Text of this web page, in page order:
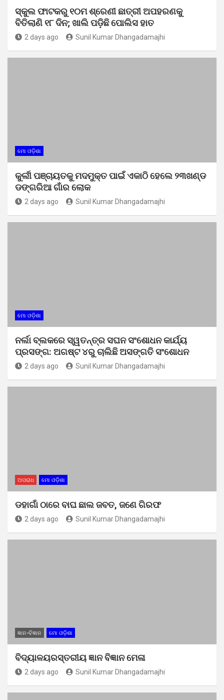
ସ୍କୁଲ ଫାଟକରୁ ୧୦ମ ଶ୍ରେଣୀ ଛାତ୍ରୀ ଅପହରଣକୁ
ବିତିଲାଣି ୧୮ ଦିନ; ଖାଲି ପଡ଼ିଛି ପୋଲିସ ହାତ
2 days ago Sunil Kumar Dhangadamajhi
ମୋ ଓଡ଼ିଶା
କୁର୍ଲୀ ପଞ୍ଚାୟତକୁ ମଦମୁକ୍ତ ପାଇଁ ଏକାଠି ହେଲେ ୨୩ଖଣ୍ଡ
ଡଙ୍ଗରିଆ ଗାଁର ଲୋକ
2 days ago Sunil Kumar Dhangadamajhi
ମୋ ଓଡ଼ିଶା
ନର୍ଲା ବ୍ଲକରେ ସ୍ୱତନ୍ତ୍ର ସଘନ ସଂଶୋଧନ କାର୍ଯ୍ୟ
ପ୍ରସଙ୍ଗ: ଅଗଷ୍ଟ ୪ରୁ ଚାଲିଛି ଅସଙ୍ଗତି ସଂଶୋଧନ
2 days ago Sunil Kumar Dhangadamajhi
ଅପରାଧ ମୋ ଓଡ଼ିଶା
ଡହାଗାଁ ଠାରେ ବାଘ ଛାଲ ଜବତ, ଜଣେ ଗିରଫ
2 days ago Sunil Kumar Dhangadamajhi
ଜ୍ଞାନ-ବିଜ୍ଞାନ ମୋ ଓଡ଼ିଶା
ବିଦ୍ୟାଳୟରସ୍ତରୀୟ ଜ୍ଞାନ ବିଜ୍ଞାନ ମେଳା
2 days ago Sunil Kumar Dhangadamajhi